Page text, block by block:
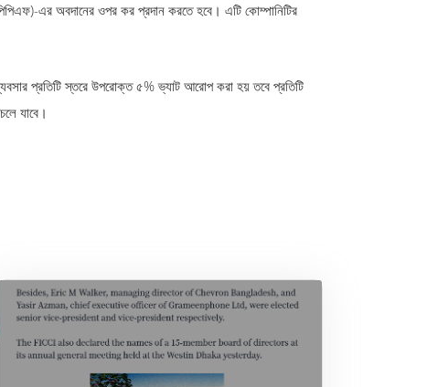
এর অবদানের ওপর কর প্রদান করতে হবে। এটি কোম্পানিটির
প্রতিটি স্তরে উপরোক্ত ৫% ভ্যাট আরোপ করা হয় তবে প্রতিটি
যাবে।